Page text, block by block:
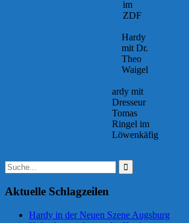
im
ZDF
Hardy
mit Dr.
Theo
Waigel
ardy mit
Dresseur
Tomas
Ringel im
Löwenkäfig
Suchen
nach:
Aktuelle Schlagzeilen
Hardy in der Neuen Szene Augsburg